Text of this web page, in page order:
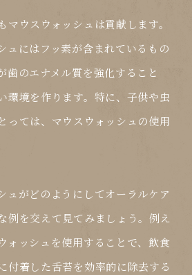
マウスウォッシュは貢献します。
ュにはフッ素が含まれているもの
歯のエナメル質を強化すること
環境を作ります。特に、子供や虫
っては、マウスウォッシュの使用
ュがどのようにしてオーラルケア
例を交えて見てみましょう。例え
ォッシュを使用することで、飲食
付着した舌苔を効率的に除去する